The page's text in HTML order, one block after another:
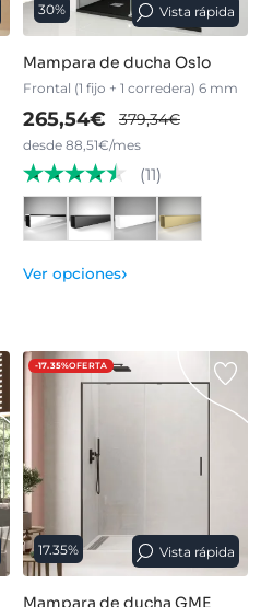
30% Vista rápida
Mampara de ducha Oslo
Frontal (1 fijo + 1 corredera) 6 mm
265,54€ 379,34€
desde 88,51€/mes
(11)
Ver opciones›
-17.35%OFERTA
17.35% Vista rápida
Mampara de ducha GME